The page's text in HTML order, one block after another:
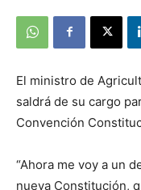
El ministro de
saldrá de su cargo
Convención
“Ahora me voy a un
nueva Constitución,